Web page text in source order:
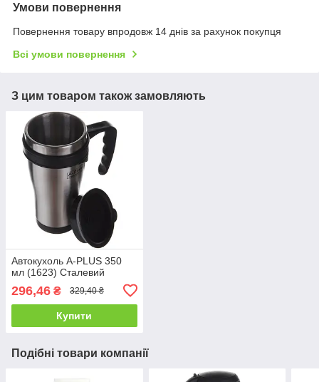
Умови повернення
Повернення товару впродовж 14 днів за рахунок покупця
Всі умови повернення
З цим товаром також замовляють
Автокухоль A-PLUS 350
мл (1623) Сталевий
296,46 ₴ 329,40 ₴
Купити
Подібні товари компанії